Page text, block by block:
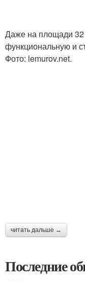
Даже на площади 32
функциональную и
Фото: lemurov.net.
читать дальше →
Последние